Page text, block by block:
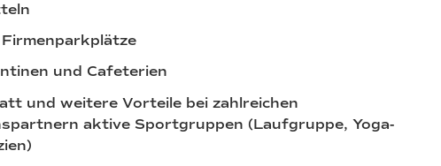
und Cafeterien
und weitere Vorteile bei zahlreichen
aktive Sportgruppen (Laufgruppe, Yoga-